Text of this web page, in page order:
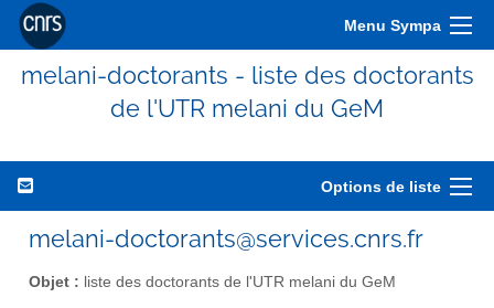
Menu Sympa
melani-doctorants - liste des doctorants
de l'UTR melani du GeM
Options de liste
melani-doctorants@services.cnrs.fr
Objet : liste des doctorants de l'UTR melani du GeM